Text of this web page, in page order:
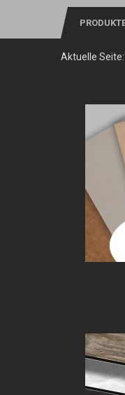
Aktuelle Seite: